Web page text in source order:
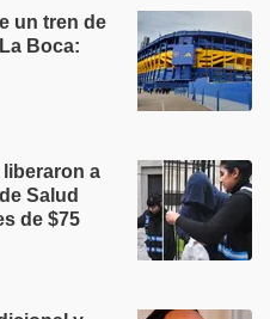
un tren de
Boca:
a
Salud
de $75